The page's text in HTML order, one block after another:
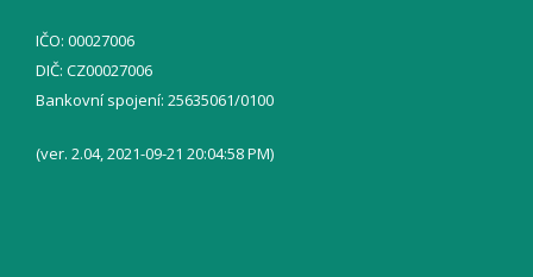
IČO: 00027006
DIČ: CZ00027006
Bankovní spojení: 25635061/0100
(ver. 2.04, 2021-09-21 20:04:58 PM)